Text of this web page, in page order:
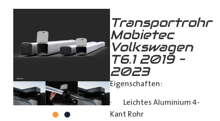
Transportrohr
Mobietec
Volkswagen
T6.1 2019 –
2023
Eigenschaften:
· Leichtes Aluminium 4-
Kant Rohr